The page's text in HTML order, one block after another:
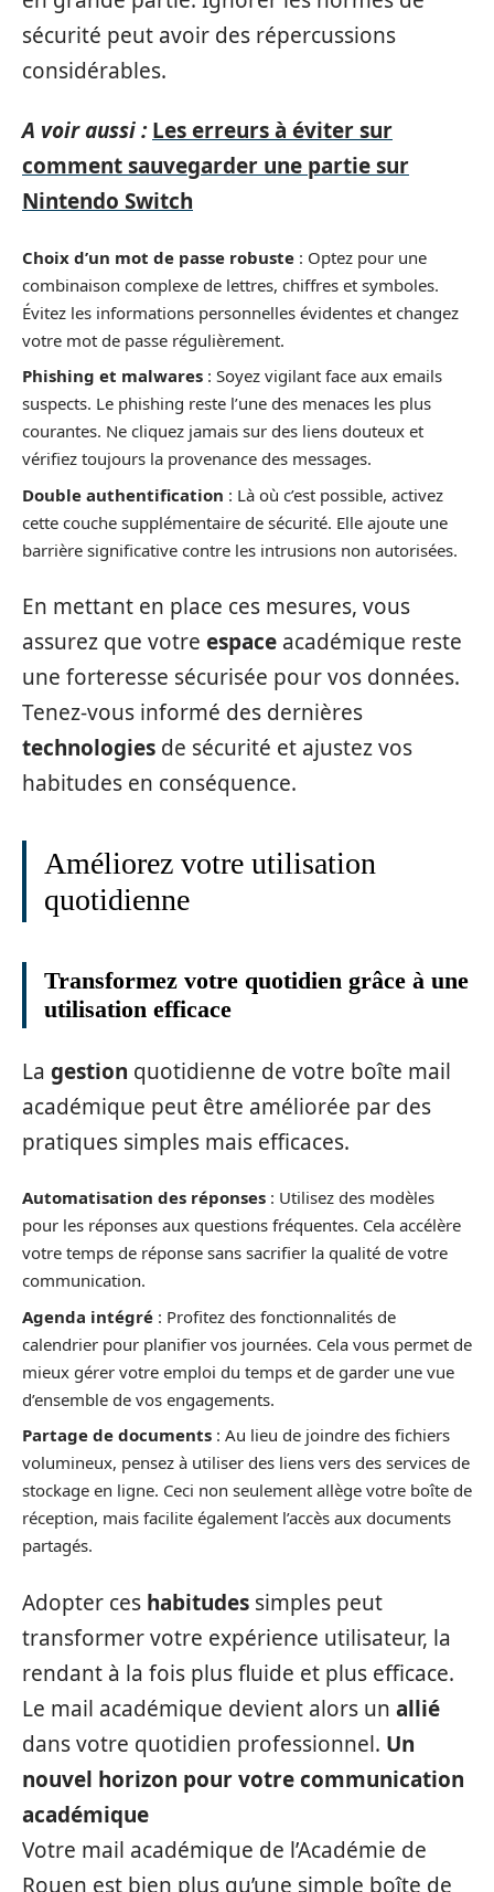
sécurité peut avoir des répercussions
considérables.
A voir aussi : Les erreurs à éviter sur
comment sauvegarder une partie sur
Nintendo Switch
Choix d’un mot de passe robuste : Optez pour une
combinaison complexe de lettres, chiffres et symboles.
Évitez les informations personnelles évidentes et changez
votre mot de passe régulièrement.
Phishing et malwares : Soyez vigilant face aux emails
suspects. Le phishing reste l’une des menaces les plus
courantes. Ne cliquez jamais sur des liens douteux et
vérifiez toujours la provenance des messages.
Double authentification : Là où c’est possible, activez
cette couche supplémentaire de sécurité. Elle ajoute une
barrière significative contre les intrusions non autorisées.
En mettant en place ces mesures, vous
assurez que votre espace académique reste
une forteresse sécurisée pour vos données.
Tenez-vous informé des dernières
technologies de sécurité et ajustez vos
habitudes en conséquence.
Améliorez votre utilisation
quotidienne
Transformez votre quotidien grâce à une
utilisation efficace
La gestion quotidienne de votre boîte mail
académique peut être améliorée par des
pratiques simples mais efficaces.
Automatisation des réponses : Utilisez des modèles
pour les réponses aux questions fréquentes. Cela accélère
votre temps de réponse sans sacrifier la qualité de votre
communication.
Agenda intégré : Profitez des fonctionnalités de
calendrier pour planifier vos journées. Cela vous permet de
mieux gérer votre emploi du temps et de garder une vue
d’ensemble de vos engagements.
Partage de documents : Au lieu de joindre des fichiers
volumineux, pensez à utiliser des liens vers des services de
stockage en ligne. Ceci non seulement allège votre boîte de
réception, mais facilite également l’accès aux documents
partagés.
Adopter ces habitudes simples peut
transformer votre expérience utilisateur, la
rendant à la fois plus fluide et plus efficace.
Le mail académique devient alors un allié
dans votre quotidien professionnel. Un
nouvel horizon pour votre communication
académique
Votre mail académique de l’Académie de
Rouen est bien plus qu’une simple boîte de